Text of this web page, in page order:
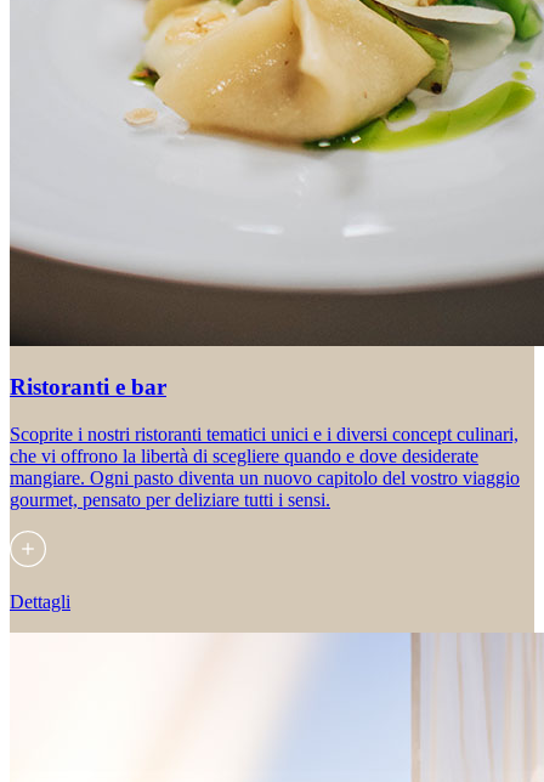
Ristoranti e bar
Scoprite i nostri ristoranti tematici unici e i diversi concept culinari,
che vi offrono la libertà di scegliere quando e dove desiderate
mangiare. Ogni pasto diventa un nuovo capitolo del vostro viaggio
gourmet, pensato per deliziare tutti i sensi.
Dettagli